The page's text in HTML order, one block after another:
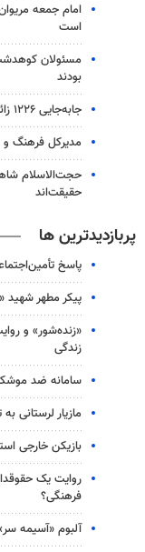
امام جمعه
است
مسئولان
بودند
جابه‌جایی ۱۲۲۶ زائر یزدی از طریق پروازهای اربعین فرودگاه شهید صدوقی
مدیرکل فرهنگ و
حجت‌الاسلام
حقیقت‌اند
پربازدیدترین ها
پاسخ
پیکر مطهر شهید
«زنده‌شور» و
زندگی
سامانه ضد
مازیار لرستانی
بازیکن خارجی
روایت یک
فرهنگی؟
آلبوم «آسیمه